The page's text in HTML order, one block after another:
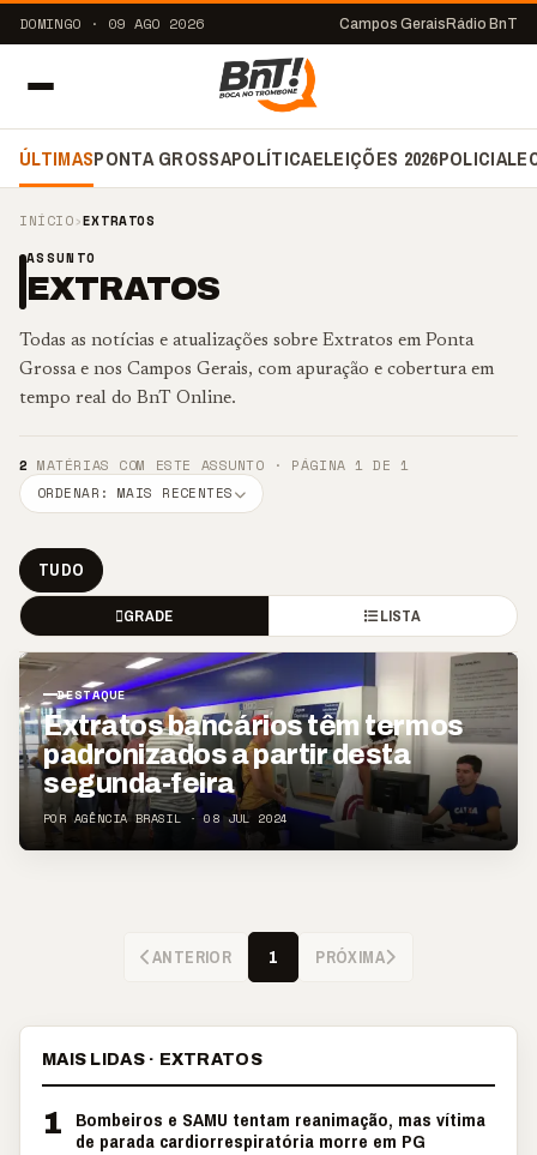
DOMINGO · 09 AGO 2026 Campos Gerais Rádio BnT
ÚLTIMASPONTA GROSSAPOLÍTICAELEIÇÕES 2026POLICIAL
INÍCIO›EXTRATOS
ASSUNTO
EXTRATOS
Todas as notícias e atualizações sobre Extratos em Ponta
Grossa e nos Campos Gerais, com apuração e cobertura em
tempo real do BnT Online.
2 MATÉRIAS COM ESTE ASSUNTO · PÁGINA 1 DE 1
ORDENAR: MAIS RECENTES
TUDO
GRADE LISTA
DESTAQUE
Extratos bancários têm termos
padronizados a partir desta
segunda-feira
POR AGÊNCIA BRASIL · 08 JUL 2024
ANTERIOR 1 PRÓXIMA
MAIS LIDAS · EXTRATOS
1
Bombeiros e SAMU tentam reanimação, mas vítima
de parada cardiorrespiratória morre em PG